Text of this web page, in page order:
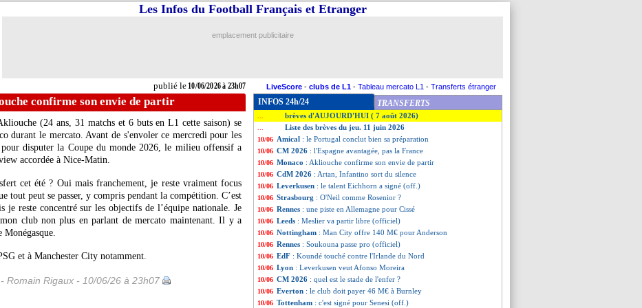
publié le10/06/2026 à 23h07
Les Infos du Football Français et Etranger
emplacement publicitaire
LiveScore - clubs de L1 - Tableau mercato L1 - Transferts étranger
confirme son envie de partir
(24 ans, 31 matchs et 6 buts en L1 cette saison) se
durant le mercato. Avant de s'envoler ce mercredi pour les
disputer la Coupe du monde 2026, le milieu offensif a
accordée à Nice-Matin.
cet été ? Oui mais franchement, je reste vraiment focus
tout peut se passer, y compris pendant la compétition. C’est
je reste concentré sur les objectifs de l’équipe nationale. Je
club non plus en parlant de mercato maintenant. Il y a
Monégasque.
et à Manchester City notamment.
- Romain Rigaux - 10/06/26 à 23h07
INFOS 24h/24 TRANSFERTS
brèves d'AUJOURD'HUI ( 7 août 2026)
Liste des brèves du jeu. 11 juin 2026
10/06 Amical : le Portugal conclut bien sa préparation
10/06 CM 2026 : l'Espagne avantagée, pas la France
10/06 Monaco : Akliouche confirme son envie de partir
10/06 CdM 2026 : Artan, Infantino sort du silence
10/06 Leverkusen : le talent Eichhorn a signé (off.)
10/06 Strasbourg : O'Neil comme Rosenior ?
10/06 Rennes : une piste en Allemagne pour Cissé
10/06 Leeds : Meslier va partir libre (officiel)
10/06 Nottingham : Man City offre 140 M€ pour Anderson
10/06 Rennes : Soukouna passe pro (officiel)
10/06 EdF : Koundé touché contre l'Irlande du Nord
10/06 Lyon : Leverkusen veut Afonso Moreira
10/06 CM 2026 : quel est le stade de l'enfer ?
10/06 Everton : le club doit payer 46 M€ à Burnley
10/06 Tottenham : c'est signé pour Senesi (off.)